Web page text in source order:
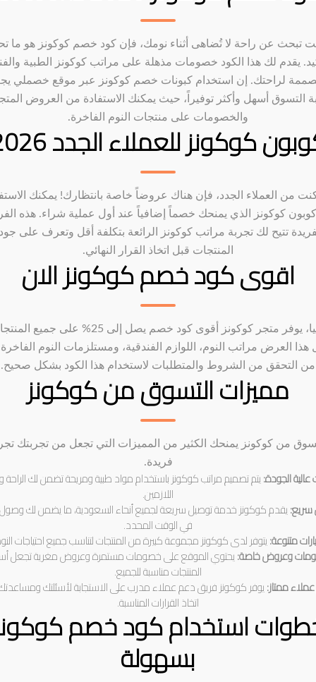
تبحث عن راحة لا تُضاهى أثناء نومك، فإن كود خصم كوكونز هو ما
يقدم لك هذا الكود خصومات مذهلة على مراتب كوكونز الطبية
لراحتك. إن استخدام كبونات خصم كوكونز عبر موقع خصملي
التسوق أسهل وأكثر توفيراً، حيث يمكنك الاستفادة من العروض
والخصومات على منتجات النوم الفاخرة.
كوكونز للعملاء الجدد 2026
كنت من العملاء الجدد، فإن هناك عروضاً خاصة بانتظارك! يمكنك
كوكونز الذي يمنحك خصماً إضافياً عند أول عملية شراء. هذه
تتيح لك تجربة مراتب كوكونز الرائعة بتكلفة أقل وتعرف على
المنتجات قبل اتخاذ القرار النهائي.
اقوى كود خصم كوكونز الان
حاليا، يوفر متجر كوكونز أقوى كود خصم يصل إلى 25% على جميع
العرض مراتب النوم، اللوازم الفندقية، ومستلزمات النوم
من التحقق من الشروط والمتطلبات لاستخدام هذا الكود بشكل صحيح.
مميزات التسوق من كوكونز
من كوكونز يمنحك الكثير من المميزات التي تجعل من تجربتك
فريدة.
الجودة:يتم تصميم مراتب كوكونز باستخدام مواد طبية ومريحة تضمن لك الراحة
اللازمين.
يقدم كوكونز خدمة توصيل سريعة لجميع أنحاء السعودية، ما يضمن لك
في الوقت المحدد.
متنوعة:يتوفر لدى كوكونز مجموعة كبيرة من المنتجات لتناسب جميع احتياجات
وعروض خاصة:يحتوي الموقع على خصومات مستمرة وعروض مغرية تجعل
المنتجات مناسبة للجميع.
ممتاز:يوفر كوكونز فريق دعم عملاء مدرب على الاستجابة لأسئلتك
اتخاذ القرارات المناسبة.
استخدام كود خصم
بسهولة